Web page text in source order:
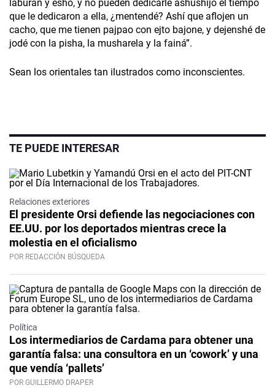
laburan y esho, y no pueden dedicarle ashushijo el tiempo
que le dedicaron a ella, ¿mentendé? Ashí que aflojen un
cacho, que me tienen pajpao con ejto bajone, y dejenshé de
jodé con la pisha, la musharela y la fainá”.
Sean los orientales tan ilustrados como inconscientes.
TE PUEDE INTERESAR
Relaciones exteriores
El presidente Orsi defiende las negociaciones con
EE.UU. por los deportados mientras crece la
molestia en el oficialismo
POR REDACCIÓN BÚSQUEDA
Política
Los intermediarios de Cardama para obtener una
garantía falsa: una consultora en un ‘cowork’ y una
que vendía ‘pallets’
POR GUILLERMO DRAPER